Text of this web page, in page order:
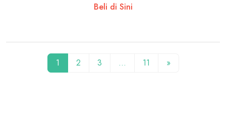
Beli di Sini
1 2 3 … 11 »